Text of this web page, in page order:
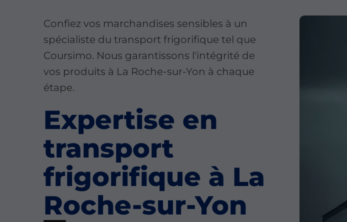
Confiez vos marchandises sensibles à un
spécialiste du transport frigorifique tel que
Coursimo. Nous garantissons l'intégrité de
vos produits à La Roche-sur-Yon à chaque
étape.
Expertise en
transport
frigorifique à La
Roche-sur-Yon